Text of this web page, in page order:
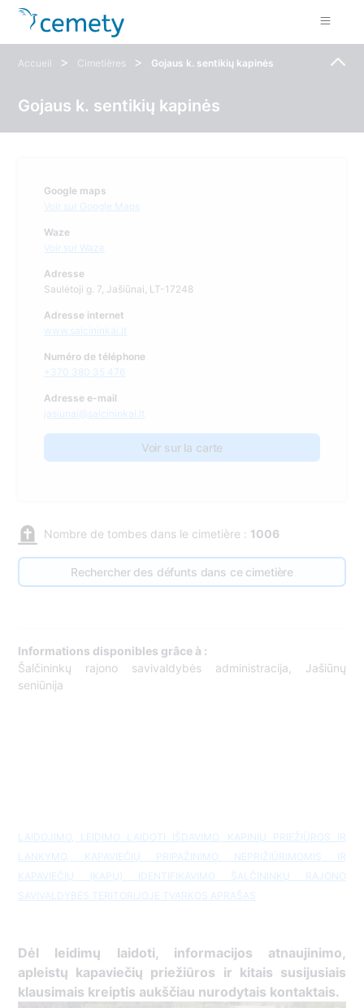
Accueil > Cimetières > Gojaus k. sentikių kapinės
Gojaus k. sentikių kapinės
Google maps
Voir sur Google Maps
Waze
Voir sur Waze
Adresse
Saulėtoji g. 7, Jašiūnai, LT-17248
Adresse internet
www.salcininkai.lt
Numéro de téléphone
+370 380 35 476
Adresse e-mail
jasiunai@salcininkai.lt
Voir sur la carte
Nombre de tombes dans le cimetière : 1006
Rechercher des défunts dans ce cimetière
Informations disponibles grâce à :
Šalčininkų rajono savivaldybės administracija, Jašiūnų
seniūnija
LAIDOJIMO, LEIDIMO LAIDOTI IŠDAVIMO, KAPINIŲ PRIEŽIŪROS IR
LANKYMO, KAPAVIEČIŲ PRIPAŽINIMO NEPRIŽIŪRIMOMIS IR
KAPAVIEČIŲ (KAPŲ) IDENTIFIKAVIMO ŠALČININKŲ RAJONO
SAVIVALDYBĖS TERITORIJOJE TVARKOS APRAŠAS
Dėl leidimų laidoti, ​informacijos atnaujinimo,
apleistų kapaviečių priežiūros ir kitais susijusiais
klausimais kreiptis ​aukščiau nurodytais kontaktais.